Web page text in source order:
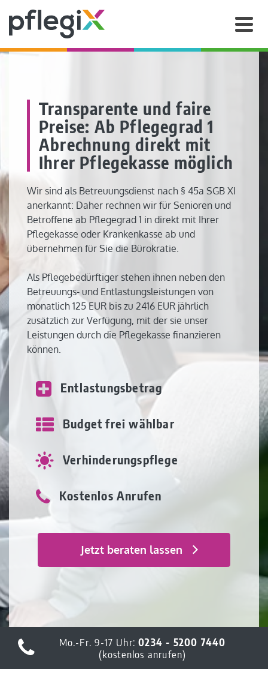
Transparente und faire
Preise: Ab Pflegegrad 1
Abrechnung direkt mit
Ihrer Pflegekasse möglich
Wir sind als Betreuungsdienst nach § 45a SGB XI
anerkannt: Daher rechnen wir für Senioren und
Betroffene ab Pflegegrad 1 in direkt mit Ihrer
Pflegekasse oder Krankenkasse ab und
übernehmen für Sie die Bürokratie.
Als Pflegebedürftiger stehen ihnen neben den
Betreuungs- und Entlastungsleistungen von
monatlich 125 EUR bis zu 2416 EUR jährlich
zusätzlich zur Verfügung, mit der sie unser
Leistungen durch die Pflegekasse finanzieren
können.
Entlastungsbetrag
Budget frei wählbar
Verhinderungspflege
Kostenlos Anrufen
Jetzt beraten lassen
Mo.-Fr. 9-17 Uhr:0234 - 5200 7440
(kostenlos anrufen)